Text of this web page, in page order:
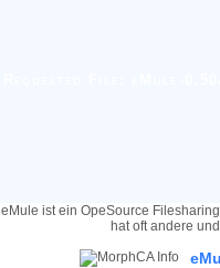
eMule ist ein OpeSource
hat oft andere